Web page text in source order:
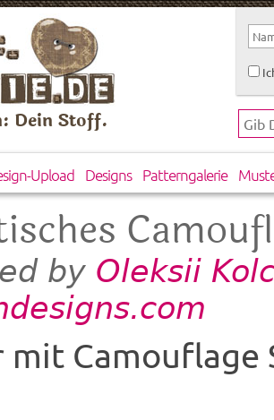
Dein Stoff.
Upload Designs Patterngalerie
by Oleksii
mit Camouflage